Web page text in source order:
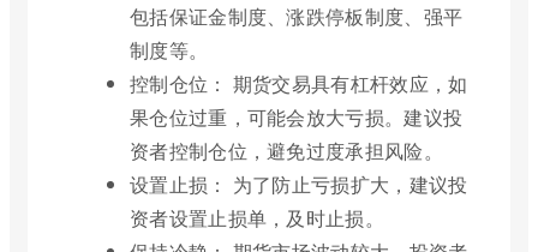
包括保证金制度、涨跌停板制度、强平
制度等。
控制仓位： 期货交易具有杠杆效应，如
果仓位过重，可能会放大亏损。建议投
资者控制仓位，避免过度承担风险。
设置止损： 为了防止亏损扩大，建议投
资者设置止损单，及时止损。